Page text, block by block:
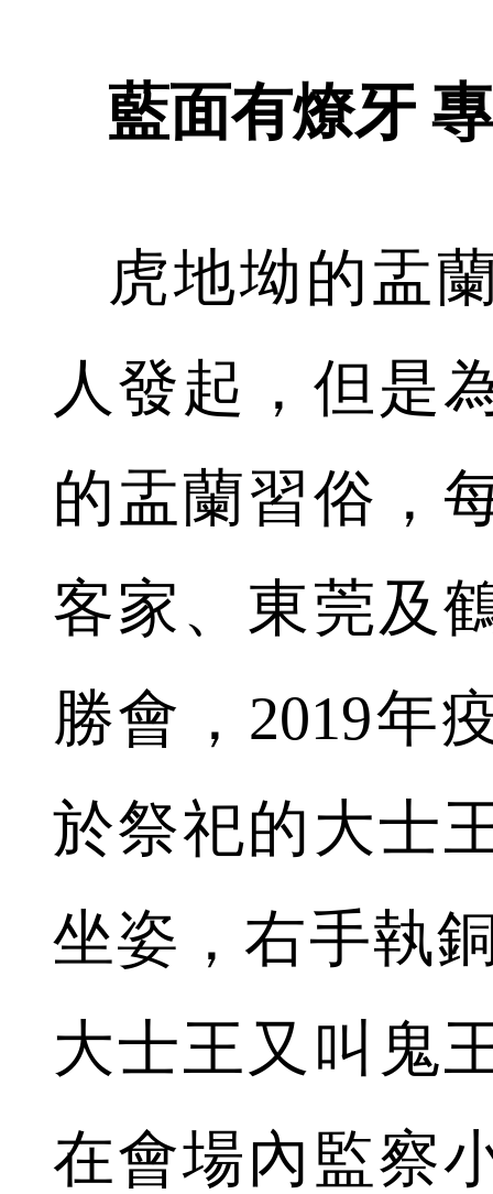
藍面有燎牙
虎地坳的盂
人發起，但是
的盂蘭習俗，
客家、東莞及
勝會，2019年
於祭祀的大士
坐姿，右手執
大士王又叫鬼
在會場內監察